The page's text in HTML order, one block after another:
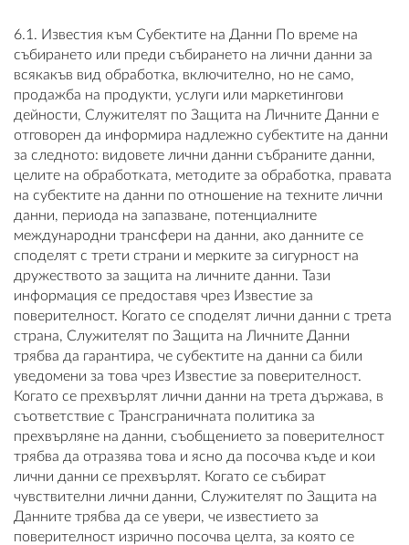
6.1. Известия към Субектите на Данни По време на
събирането или преди събирането на лични данни за
всякакъв вид обработка, включително, но не само,
продажба на продукти, услуги или маркетингови
дейности, Служителят по Защита на Личните Данни е
отговорен да информира надлежно субектите на данни
за следното: видовете лични данни събраните данни,
целите на обработката, методите за обработка, правата
на субектите на данни по отношение на техните лични
данни, периода на запазване, потенциалните
международни трансфери на данни, ако данните се
споделят с трети страни и мерките за сигурност на
дружеството за защита на личните данни. Тази
информация се предоставя чрез Известие за
поверителност. Когато се споделят лични данни с трета
страна, Служителят по Защита на Личните Данни
трябва да гарантира, че субектите на данни са били
уведомени за това чрез Известие за поверителност.
Когато се прехвърлят лични данни на трета държава, в
съответствие с Трансграничната политика за
прехвърляне на данни, съобщението за поверителност
трябва да отразява това и ясно да посочва къде и кои
лични данни се прехвърлят. Когато се събират
чувствителни лични данни, Служителят по Защита на
Данните трябва да се увери, че известието за
поверителност изрично посочва целта, за която се